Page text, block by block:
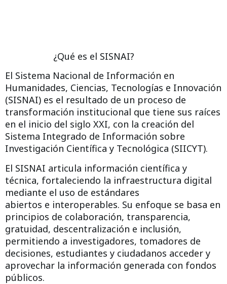
¿Qué es el SISNAI?
El Sistema Nacional de Información en
Humanidades, Ciencias, Tecnologías e Innovación
(SISNAI) es el resultado de un proceso de
transformación institucional que tiene sus raíces
en el inicio del siglo XXI, con la creación del
Sistema Integrado de Información sobre
Investigación Científica y Tecnológica (SIICYT).
El SISNAI articula información científica y
técnica, fortaleciendo la infraestructura digital
mediante el uso de estándares
abiertos e interoperables. Su enfoque se basa en
principios de colaboración, transparencia,
gratuidad, descentralización e inclusión,
permitiendo a investigadores, tomadores de
decisiones, estudiantes y ciudadanos acceder y
aprovechar la información generada con fondos
públicos.